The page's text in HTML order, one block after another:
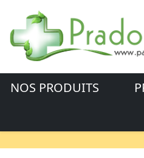
NOS PRODUITS